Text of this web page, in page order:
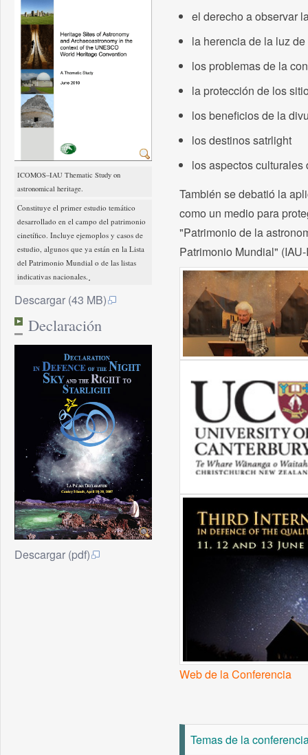
ICOMOS–IAU Thematic Study on
astronomical heritage.
Constituye el primer estudio temático
desarrollado en el campo del patrimonio
cinetífico. Incluye ejemoplos y casos de
estudio, algunos que ya están en la Lista
del Patrimonio Mundial o de las listas
indicativas nacionales..
Descargar (43 MB)
Declaración
Descargar (pdf)
el derecho a observar
la herencia de la luz
los problemas de la
la protección de los
los beneficios de la
los destinos satrlight
los aspectos
También se debatió la
como un medio para
"Patrimonio de la
Patrimonio Mundial"
Web de la Conferencia
Temas de la